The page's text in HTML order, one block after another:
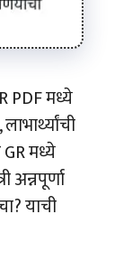
PDF मध्ये
GR मध्ये
अन्नपूर्णा
याची